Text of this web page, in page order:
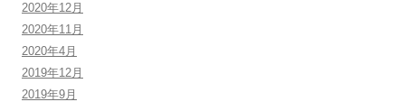
2020年12月
2020年11月
2020年4月
2019年12月
2019年9月